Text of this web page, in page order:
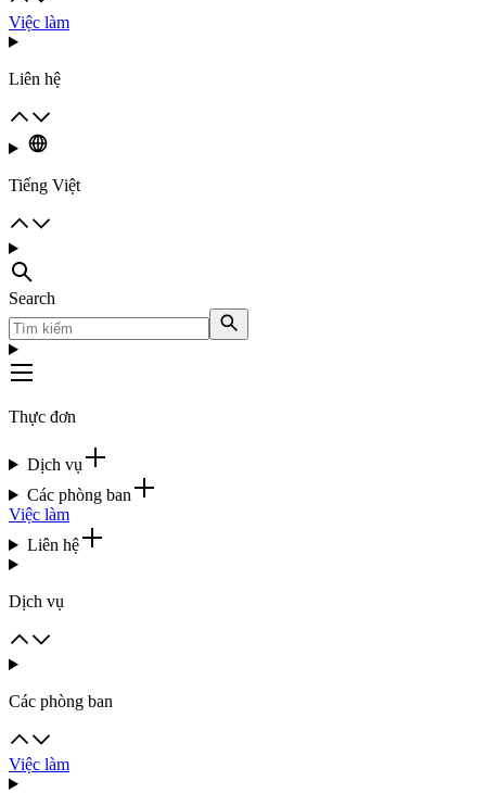
Việc làm
Liên hệ
Tiếng Việt
Search
Thực đơn
Dịch vụ
Các phòng ban
Việc làm
Liên hệ
Dịch vụ
Các phòng ban
Việc làm